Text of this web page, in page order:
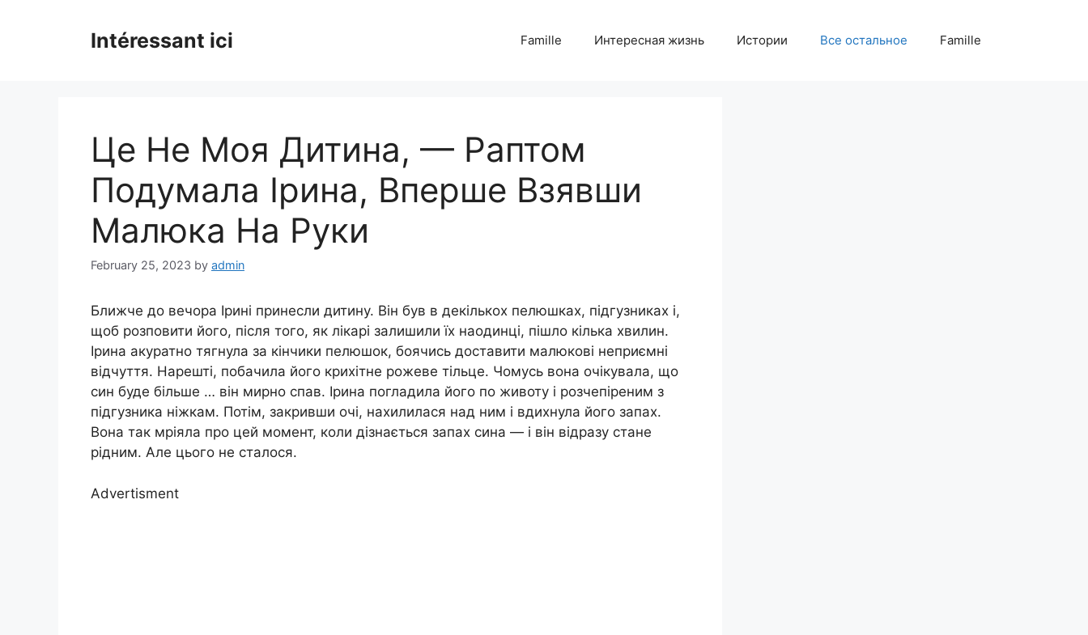
Intéressant ici Famille Интересная жизнь Истории Все остальное Famille
Це Не Моя Дитина, — Раптом
Подумала Iрина, Вперше Взявши
Малюка На Руки
February 25, 2023 by admin
Ближче до вечора Ірині принесли дитину. Він був в декількох пелюшках, підгузниках і,
щоб розповити його, після того, як лікарі залишили їх наодинці, пішло кілька хвилин.
Ірина акуратно тягнула за кінчики пелюшок, боячись доставити малюкові неприємні
відчуття. Нарешті, побачила його крихітне рожеве тільце. Чомусь вона очікувала, що
син буде більше … він мирно спав. Ірина погладила його по животу і розчепіреним з
підгузника ніжкам. Потім, закривши очі, нахилилася над ним і вдихнула його запах.
Вона так мріяла про цей момент, коли дізнається запах сина — і він відразу стане
рідним. Але цього не сталося.
Advertisment